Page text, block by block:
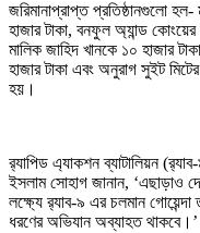
জরিমানাপ্রাপ্ত প্রতিষ্ঠানগুলো
হাজার টাকা, বনফুল অ্যান্ড
মালিক জাহিদ খানকে ১০ হাজার
হাজার টাকা এবং অনুরাগ সুইট
হয়।
র‌্যাপিড এ্যাকশন ব্যাটালিয়ন
ইসলাম সোহাগ জানান, ‘এছাড়াও
লক্ষ্যে র‌্যাব-৯ এর চলমান
ধরণের অভিযান অব্যাহত থাকবে।’